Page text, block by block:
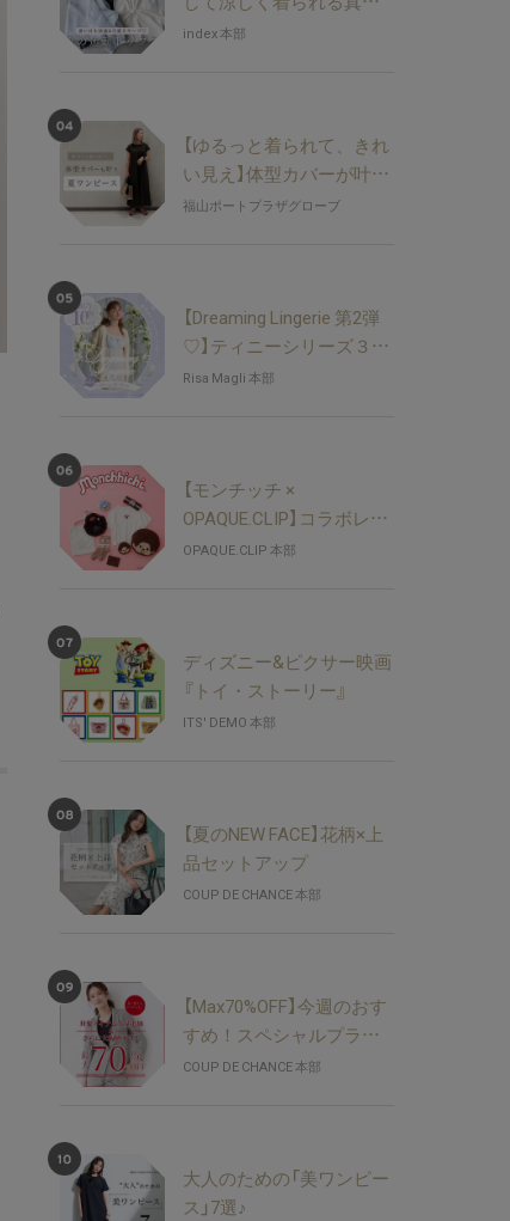
トップス
index 本部
【ゆるっと着られて、きれ
い見え】体型カバーが叶う
夏ワンピース
福山ポートプラザグローブ
【Dreaming Lingerie 第2弾
♡】ティニーシリーズ３点
以上ご購入で10％OFF！
Risa Magli 本部
【モンチッチ ×
OPAQUE.CLIP】コラボレー
ションアイテム 7/30(木)
OPAQUE.CLIP 本部
ディズニー&ピクサー映画
『トイ・ストーリー』
ITS' DEMO 本部
【夏のNEW FACE】花柄×上
品セットアップ
COUP DE CHANCE 本部
【Max70%OFF】今週のおす
すめ！スペシャルプライ
ス
COUP DE CHANCE 本部
大人のための「美ワンピー
ス」7選♪